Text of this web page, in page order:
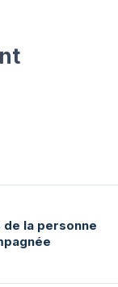
de la personne